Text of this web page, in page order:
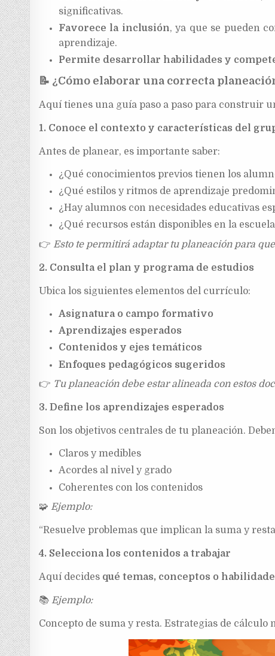
significativas.
Favorece la inclusión, ya que se pueden
aprendizaje.
Permite desarrollar habilidades y
📝 ¿Cómo elaborar una correcta
Aquí tienes una guía paso a paso para construir
1. Conoce el contexto y características del
Antes de planear, es importante saber:
¿Qué conocimientos previos tienen los
¿Qué estilos y ritmos de aprendizaje
¿Hay alumnos con necesidades educativas
¿Qué recursos están disponibles en la escuela
👉 Esto te permitirá adaptar tu planeación para
2. Consulta el plan y programa de estudios
Ubica los siguientes elementos del currículo:
Asignatura o campo formativo
Aprendizajes esperados
Contenidos y ejes temáticos
Enfoques pedagógicos sugeridos
👉 Tu planeación debe estar alineada con estos
3. Define los aprendizajes esperados
Son los objetivos centrales de tu planeación.
Claros y medibles
Acordes al nivel y grado
Coherentes con los contenidos
🧩 Ejemplo:
“Resuelve problemas que implican la suma y
4. Selecciona los contenidos a trabajar
Aquí decides qué temas, conceptos o
📚 Ejemplo:
Concepto de suma y resta. Estrategias de